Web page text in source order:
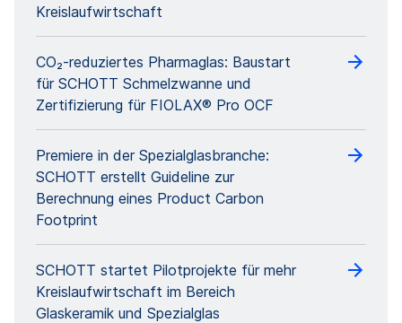
Kreislaufwirtschaft
CO₂-reduziertes Pharmaglas: Baustart
für SCHOTT Schmelzwanne und
Zertifizierung für FIOLAX® Pro OCF
Premiere in der Spezialglasbranche:
SCHOTT erstellt Guideline zur
Berechnung eines Product Carbon
Footprint
SCHOTT startet Pilotprojekte für mehr
Kreislaufwirtschaft im Bereich
Glaskeramik und Spezialglas